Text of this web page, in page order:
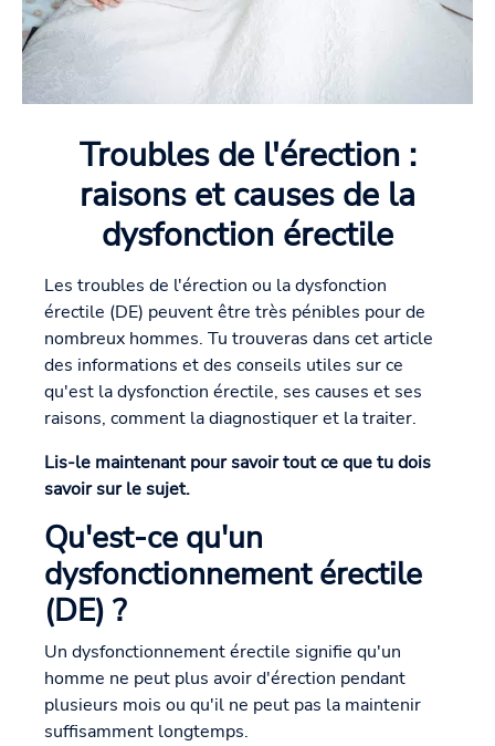
Troubles de l'érection :
raisons et causes de la
dysfonction érectile
Les troubles de l'érection ou la dysfonction
érectile (DE) peuvent être très pénibles pour de
nombreux hommes. Tu trouveras dans cet article
des informations et des conseils utiles sur ce
qu'est la dysfonction érectile, ses causes et ses
raisons, comment la diagnostiquer et la traiter.
Lis-le maintenant pour savoir tout ce que tu dois
savoir sur le sujet.
Qu'est-ce qu'un
dysfonctionnement érectile
(DE) ?
Un dysfonctionnement érectile signifie qu'un
homme ne peut plus avoir d'érection pendant
plusieurs mois ou qu'il ne peut pas la maintenir
suffisamment longtemps.